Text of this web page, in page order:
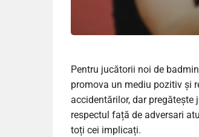
Pentru jucătorii noi de
promova un mediu pozitiv și
accidentărilor, dar
respectul față de adversari
toți cei implicați.